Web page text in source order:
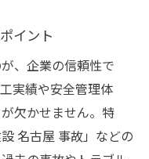
イント
、企業の信頼性で
実績や安全管理体
欠かせません。特
名古屋 事故」などの